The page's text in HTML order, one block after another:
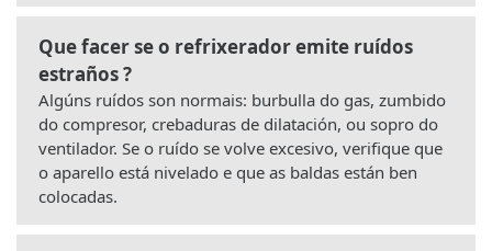
Que facer se o refrixerador emite ruídos
estraños ?
Algúns ruídos son normais: burbulla do gas, zumbido
do compresor, crebaduras de dilatación, ou sopro do
ventilador. Se o ruído se volve excesivo, verifique que
o aparello está nivelado e que as baldas están ben
colocadas.